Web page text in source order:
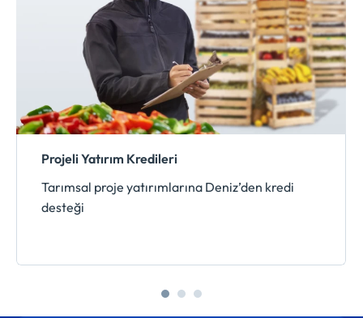
Projeli Yatırım Kredileri
Tarımsal proje yatırımlarına Deniz’den kredi
desteği